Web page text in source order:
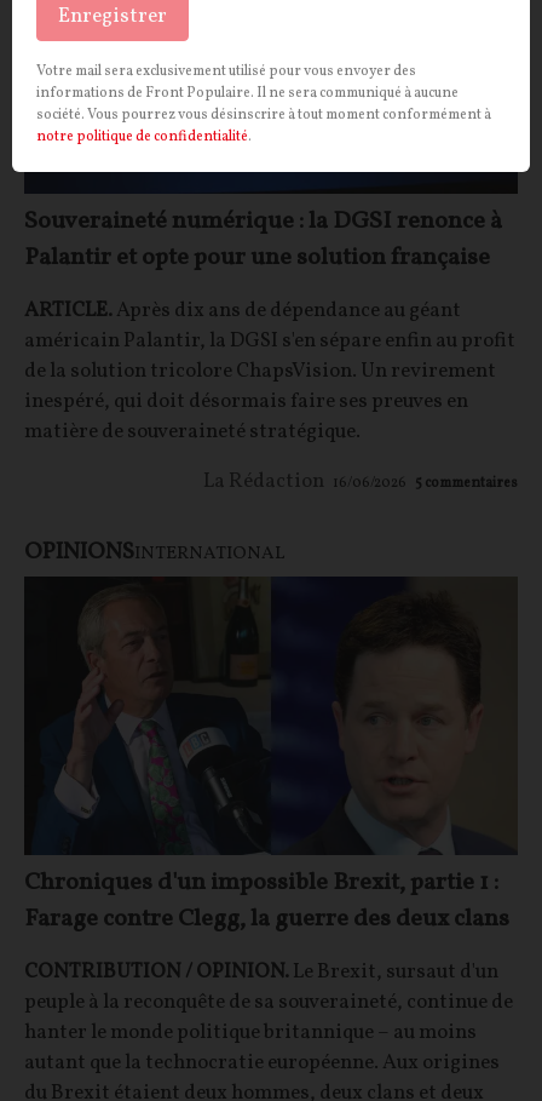
Souveraineté numérique : la DGSI renonce à
Palantir et opte pour une solution française
ARTICLE.Après dix ans de dépendance au géant
américain Palantir, la DGSI s'en sépare enfin au profit
de la solution tricolore ChapsVision. Un revirement
inespéré, qui doit désormais faire ses preuves en
matière de souveraineté stratégique.
La Rédaction 16/06/2026 5 commentaires
OPINIONSINTERNATIONAL
Chroniques d'un impossible Brexit, partie 1 :
Farage contre Clegg, la guerre des deux clans
CONTRIBUTION / OPINION.Le Brexit, sursaut d'un
peuple à la reconquête de sa souveraineté, continue de
hanter le monde politique britannique – au moins
autant que la technocratie européenne. Aux origines
du Brexit étaient deux hommes, deux clans et deux
Enregistrer
Votre mail sera exclusivement utilisé pour vous envoyer des
informations de Front Populaire. Il ne sera communiqué à aucune
société. Vous pourrez vous désinscrire à tout moment conformément à
notre politique de confidentialité.